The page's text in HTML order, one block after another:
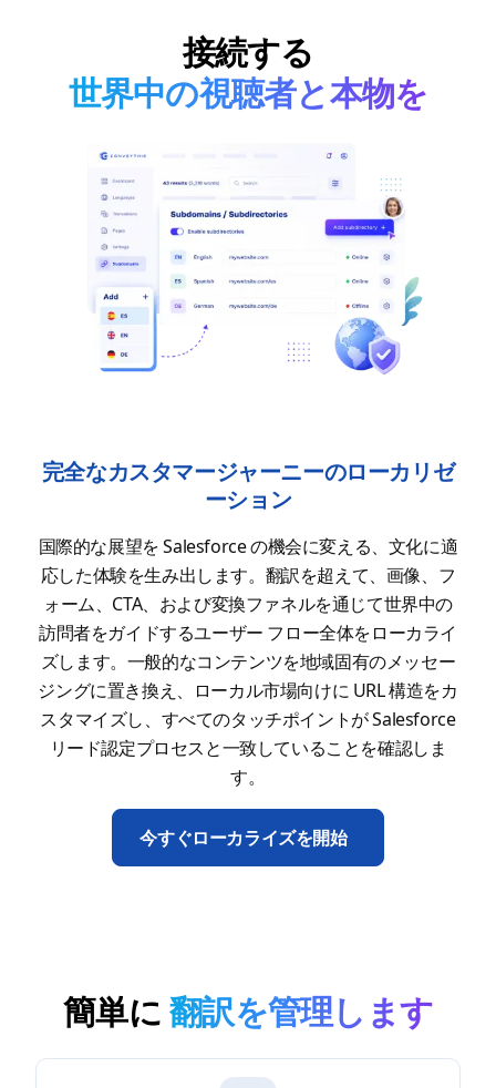
接続する
世界中の視聴者と本物を
完全なカスタマージャーニーのローカリゼ
ーション
国際的な展望を Salesforce の機会に変える、文化に適
応した体験を生み出します。翻訳を超えて、画像、フ
ォーム、CTA、および変換ファネルを通じて世界中の
訪問者をガイドするユーザー フロー全体をローカライ
ズします。一般的なコンテンツを地域固有のメッセー
ジングに置き換え、ローカル市場向けに URL 構造をカ
スタマイズし、すべてのタッチポイントが Salesforce
リード認定プロセスと一致していることを確認しま
す。
今すぐローカライズを開始
簡単に翻訳を管理します